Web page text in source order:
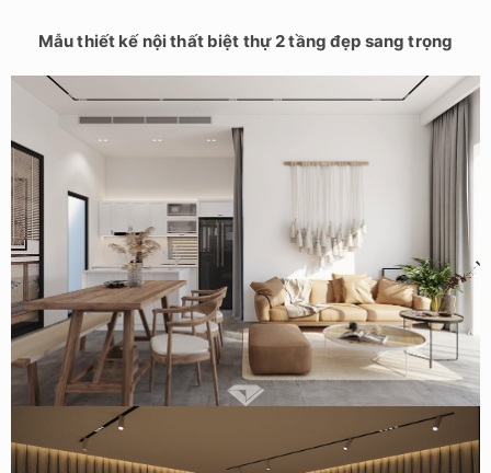
Mẫu thiết kế nội thất biệt thự 2 tầng đẹp sang trọng
Mẫu thiết kế nội thất nhà vườn 150m2 tại Quảng Ninh